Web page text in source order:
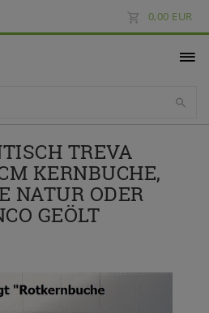
0,00 EUR
TREVA
KERNBUCHE,
NATUR ODER
GEÖLT